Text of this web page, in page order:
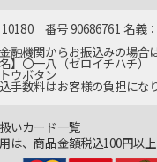
番号 90686761 名義
融機関からお振込みの場合は
】〇一八（ゼロイチハチ）
ウボタン
手数料はお客様の負担にな
いカード一覧
は、商品金額税込100円以上